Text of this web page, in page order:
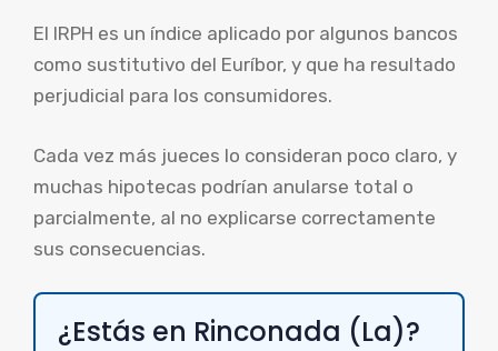
El IRPH es un índice aplicado por algunos bancos
como sustitutivo del Euríbor, y que ha resultado
perjudicial para los consumidores.
Cada vez más jueces lo consideran poco claro, y
muchas hipotecas podrían anularse total o
parcialmente, al no explicarse correctamente
sus consecuencias.
¿Estás en Rinconada (La)?